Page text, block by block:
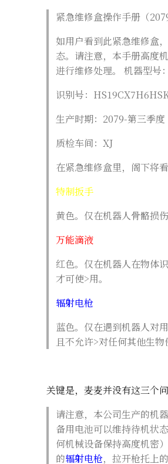
紧急维修盒操作手册（
如用户看到此紧急维修盒
态。请注意，本手册高度
进行维修处理。 机器型号
识别号：
生产时期：2079-第三季度
质检车间：XJ
在紧急维修盒里，阁下将看
特制扳手
黄色。仅在机器人骨骼损
万能滴液
红色。仅在机器人在物体
才可使>用。
辐射电枪
蓝色。仅在遇到机器人对
且不允许>对任何其他生物
关键是，麦麦并没有这三个
请注意，本公司生产的机
备用电池可以维持待机状
何机械设备保持高度机密
的辐射电枪，拉开枪托上